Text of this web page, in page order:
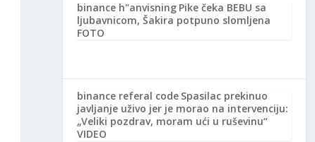
binance h"anvisning Pike čeka BEBU sa
ljubavnicom, Šakira potpuno slomljena
FOTO
binance referal code Spasilac prekinuo
javljanje uživo jer je morao na intervenciju:
„Veliki pozdrav, moram ući u ruševinu“
VIDEO